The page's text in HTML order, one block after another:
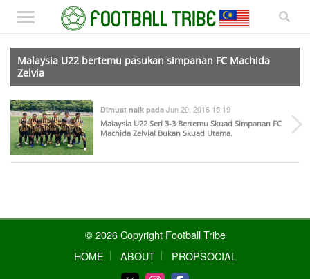
Malaysia U22 bertemu pasukan simpanan FC Machida
Zelvia
Dimuat naik pada Jun 20, 2016 15:19
Malaysia U22 Seri 3-3 Bertemu Skuad Simpanan FC
Machida Zelvia! Bukan Skuad Utama.
© 2026 Copyright Football Tribe
HOME
ABOUT PROPSOCIAL